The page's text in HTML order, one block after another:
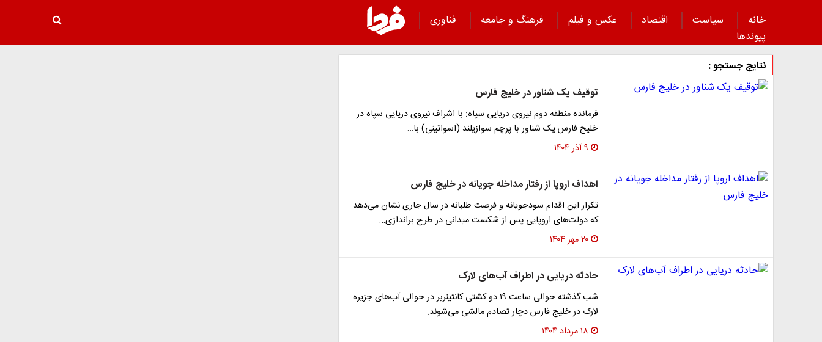
خانه سیاست اقتصاد عکس و فیلم فرهنگ و جامعه
فناوری
پیوند‌ها
نتایج جستجو :
توقیف یک شناور در خلیج فارس
فرمانده منطقه دوم نیروی دریایی سپاه: با اشراف نیروی دریایی سپاه در
خلیج فارس یک شناور با پرچم سوازیلند (اسواتینی) با…
۹ آذر ۱۴۰۴
اهداف اروپا از رفتار مداخله جویانه در خلیج فارس
تکرار این اقدام سودجویانه و فرصت طلبانه در سال جاری نشان می‌دهد
که دولت‌های اروپایی پس از شکست میدانی در طرح براندازی…
۲۰ مهر ۱۴۰۴
حادثه دریایی در اطراف‌ آب‌های لارک
شب گذشته حوالی ساعت ۱۹ دو کشتی کانتینربر در حوالی آب‌های جزیره
لارک در خلیج فارس دچار تصادم مالشی می‌شوند.
۱۸ مرداد ۱۴۰۴